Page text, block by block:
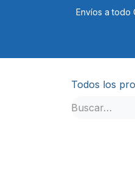
Envíos a todo
Todos los